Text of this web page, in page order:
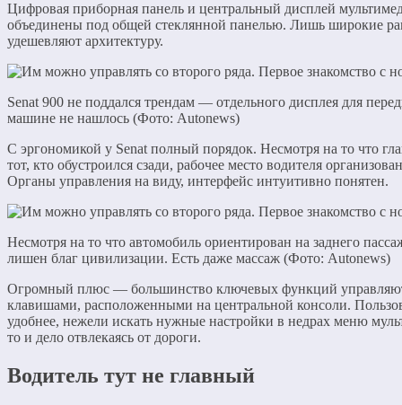
Цифровая приборная панель и центральный дисплей
объединены под общей стеклянной панелью. Лишь широкие
удешевляют архитектуру.
Senat 900 не поддался трендам — отдельного дисплея для
машине не нашлось (Фото: Autonews)
С эргономикой у Senat полный порядок. Несмотря на то что
тот, кто обустроился сзади, рабочее место водителя
Органы управления на виду, интерфейс интуитивно понятен.
Несмотря на то что автомобиль ориентирован на заднего
лишен благ цивилизации. Есть даже массаж (Фото: Autonews)
Огромный плюс — большинство ключевых функций
клавишами, расположенными на центральной консоли.
удобнее, нежели искать нужные настройки в недрах меню
то и дело отвлекаясь от дороги.
Водитель тут не главный